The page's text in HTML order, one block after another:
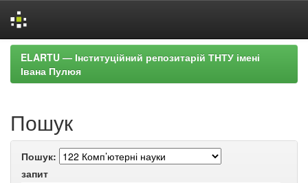
Skip
navigation
ELARTU — Інституційний репозитарій ТНТУ імені
Івана Пулюя
Пошук
Пошук:
запит